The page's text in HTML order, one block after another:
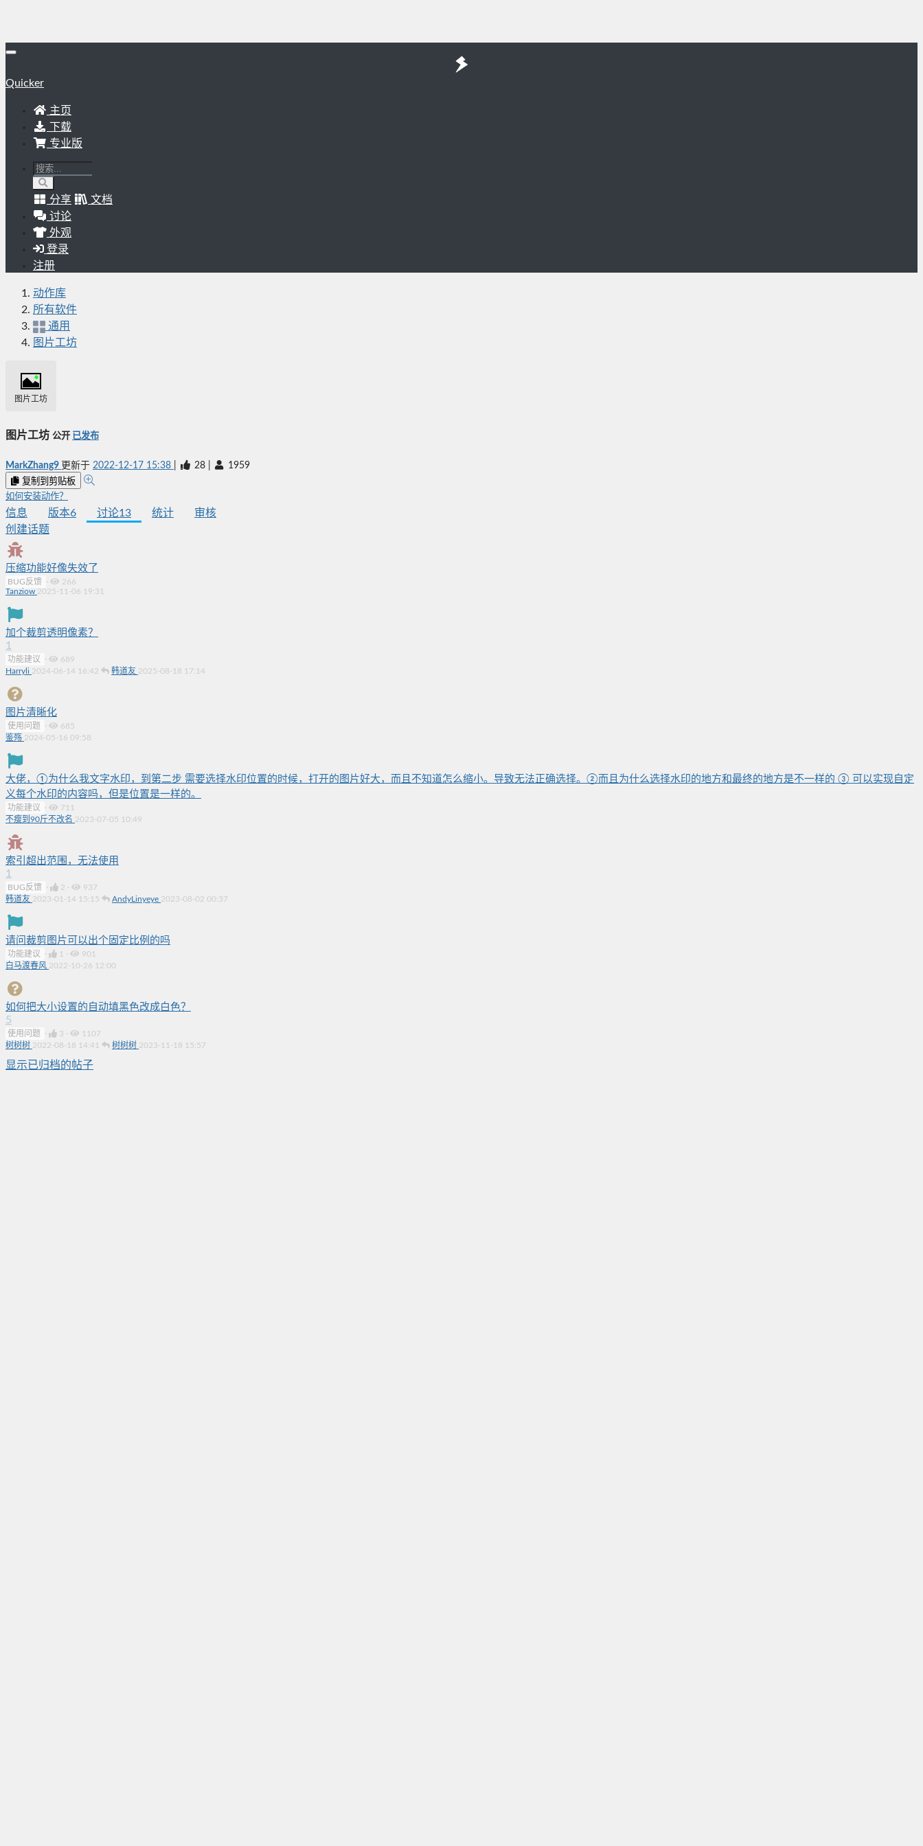
Quicker
主页
下载
专业版
分享
文档
讨论
外观
登录
注册
动作库
所有软件
通用
图片工坊
图片工坊
图片工坊 公开 已发布
MarkZhang9 更新于 2022-12-17 15:38 28 1959
复制到剪贴板
如何安装动作？
信息 版本6 讨论13 统计
审核
创建话题
压缩功能好像失效了
BUG反馈 ·
266
Tanziow 2025-11-06 19:31
加个裁剪透明像素？
1
功能建议 ·
689
Harryli 2024-06-14 16:42 韩道友 2025-08-18 17:14
图片清晰化
使用问题 ·
685
鉴殇 2024-05-16 09:58
大佬，①为什么我文字水印，到第二步 需要选择水印位置的时候，打开的图片好大，而且不知道怎么缩小。导致无法正确选择。②而且为什么选择水印的地方和最终的地方是不一样的 ③ 可以实现自定
义每个水印的内容吗，但是位置是一样的。
功能建议 ·
711
不瘦到90斤不改名 2023-07-05 10:49
索引超出范围，无法使用
1
BUG反馈 · 2 ·
937
韩道友 2023-01-14 15:15 AndyLinyeye 2023-08-02 00:37
请问裁剪图片可以出个固定比例的吗
功能建议 · 1 ·
901
白马渡春风 2022-10-26 12:00
如何把大小设置的自动填黑色改成白色？
5
使用问题 · 3 ·
1107
树树树 2022-08-18 14:41 树树树 2023-11-18 15:57
显示已归档的帖子